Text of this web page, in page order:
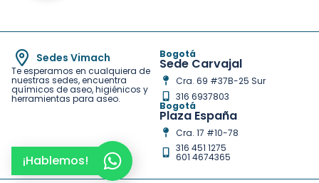
Sedes Vimach
Te esperamos en cualquiera de
nuestras sedes, encuentra
químicos de aseo, higiénicos y
herramientas para aseo.
Bogotá
Sede Carvajal
Cra. 69 #37B-25 Sur
316 6937803
Bogotá
Plaza España
Cra. 17 #10-78
316 451 1275
601 4674365
¡Hablemos!